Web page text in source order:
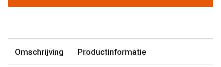
Omschrijving Productinformatie